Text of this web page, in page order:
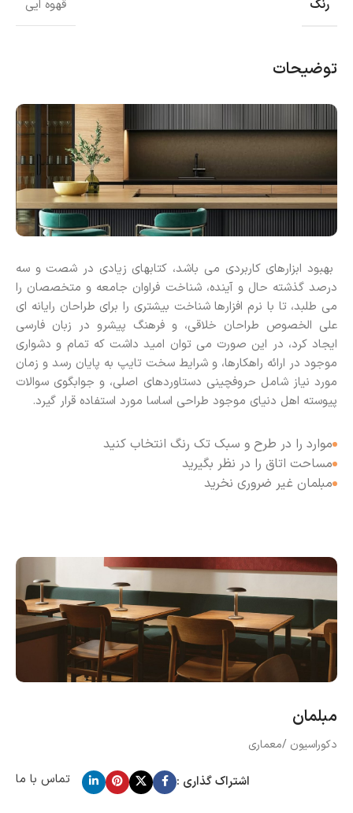
رنگ قهوه ایی
توضیحات
بهبود ابزارهای کاربردی می باشد، کتابهای زیادی در شصت و سه
درصد گذشته حال و آینده، شناخت فراوان جامعه و متخصصان را
می طلبد، تا با نرم افزارها شناخت بیشتری را برای طراحان رایانه ای
علی الخصوص طراحان خلاقی، و فرهنگ پیشرو در زبان فارسی
ایجاد کرد، در این صورت می توان امید داشت که تمام و دشواری
موجود در ارائه راهکارها، و شرایط سخت تایپ به پایان رسد و زمان
مورد نیاز شامل حروفچینی دستاوردهای اصلی، و جوابگوی سوالات
پیوسته اهل دنیای موجود طراحی اساسا مورد استفاده قرار گیرد.
موارد را در طرح و سبک تک رنگ انتخاب کنید
مساحت اتاق را در نظر بگیرید
مبلمان غیر ضروری نخرید
مبلمان
دکوراسیون /معماری
اشتراک گذاری : تماس با ما